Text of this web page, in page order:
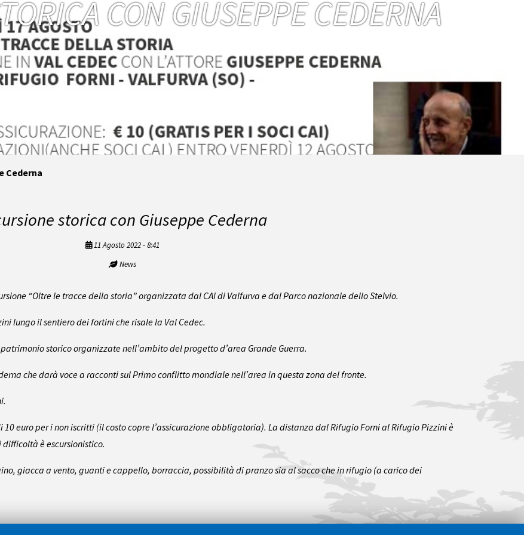
CON GIUSEPPE CEDERNA
Cederna
storica con Giuseppe Cederna
11 Agosto 2022 - 8:41
News
“Oltre le tracce della storia” organizzata dal CAI di Valfurva e dal Parco nazionale dello Stelvio.
lungo il sentiero dei fortini che risale la Val Cedec.
storico organizzate nell’ambito del progetto d’area Grande Guerra.
che darà voce a racconti sul Primo conflitto mondiale nell’area in questa zona del fronte.
10 euro per i non iscritti (il costo copre l’assicurazione obbligatoria). La distanza dal Rifugio Forni al Rifugio Pizzini è
è escursionistico.
giacca a vento, guanti e cappello, borraccia, possibilità di pranzo sia al sacco che in rifugio (a carico dei